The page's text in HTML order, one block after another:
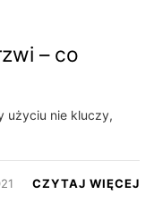
– co
użyciu nie kluczy,
CZYTAJ WIĘCEJ